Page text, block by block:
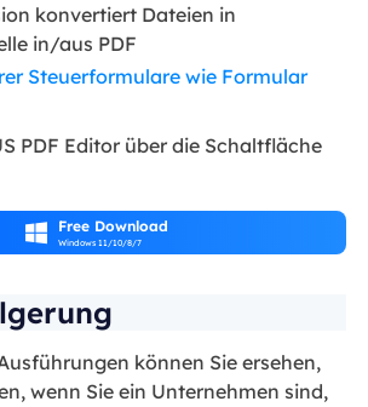
konvertiert Dateien in
in/aus PDF
Steuerformulare wie Formular
PDF Editor über die Schaltfläche
 Free Download
Windows 11/10/8/7
können Sie ersehen,
wenn Sie ein Unternehmen sind,